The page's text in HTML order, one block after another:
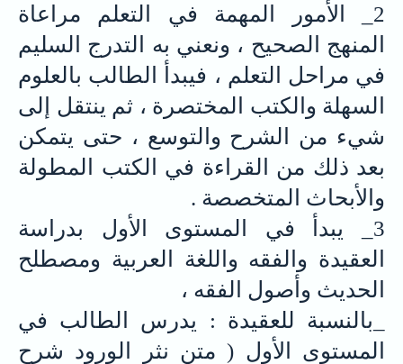
2_ الأمور المهمة في التعلم مراعاة
المنهج الصحيح ، ونعني به التدرج السليم
في مراحل التعلم ، فيبدأ الطالب بالعلوم
السهلة والكتب المختصرة ، ثم ينتقل إلى
شيء من الشرح والتوسع ، حتى يتمكن
بعد ذلك من القراءة في الكتب المطولة
والأبحاث المتخصصة .
3_ يبدأ في المستوى الأول بدراسة
العقيدة والفقه واللغة العربية ومصطلح
الحديث وأصول الفقه ،
_بالنسبة للعقيدة : يدرس الطالب في
المستوى الأول ( متن نثر الورود شرح